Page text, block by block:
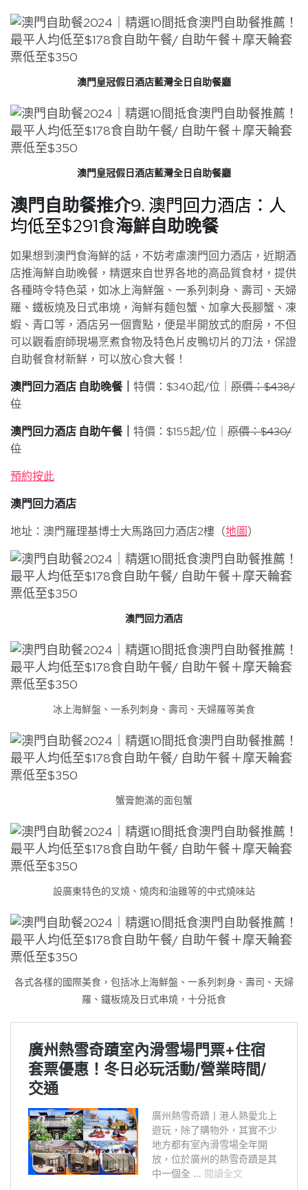
澳門皇冠假日酒店藍灣全日自助餐廳
澳門皇冠假日酒店藍灣全日自助餐廳
澳門自助餐推介9. 澳門回力酒店：人
均低至$291食海鮮自助晚餐
如果想到澳門食海鮮的話，不妨考慮澳門回力酒店，近期酒
店推海鮮自助晚餐，精選來自世界各地的高品質食材，提供
各種時令特色菜，如冰上海鮮盤、一系列刺身、壽司、天婦
羅、鐵板燒及日式串燒，海鮮有麵包蟹、加拿大長腳蟹、凍
蝦、青口等，酒店另一個賣點，便是半開放式的廚房，不但
可以觀看廚師現場烹煮食物及特色片皮鴨切片的刀法，保證
自助餐食材新鮮，可以放心食大餐！
澳門回力酒店 自助晚餐｜ 特價：$340起/位｜ 原價：$438/
位
澳門回力酒店 自助午餐｜ 特價：$155起/位｜ 原價：$430/
位
預約按此
澳門回力酒店
地址：澳門羅理基博士大馬路回力酒店2樓（地圖）
澳門回力酒店
冰上海鮮盤、一系列刺身、壽司、天婦羅等美食
蟹膏飽滿的面包蟹
設廣東特色的叉燒、燒肉和油雞等的中式燒味站
各式各樣的國際美食，包括冰上海鮮盤、一系列刺身、壽司、天婦
羅、鐵板燒及日式串燒，十分抵食